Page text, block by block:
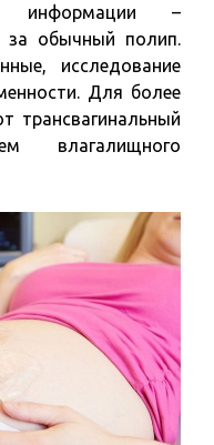
информации –
за обычный полип.
исследование
Для более
трансвагинальный
влагалищного